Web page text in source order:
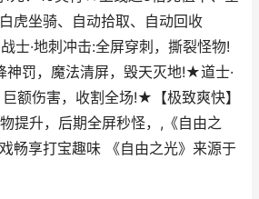
虎坐骑、自动拾取、自动回收
·地刺冲击:全屏穿刺，撕裂怪物!
神罚，魔法清屏，毁天灭地!★道士·
额伤害，收割全场!★【极致爽快】
提升，后期全屏秒怪，,《自由之
畅享打宝趣味 《自由之光》来源于